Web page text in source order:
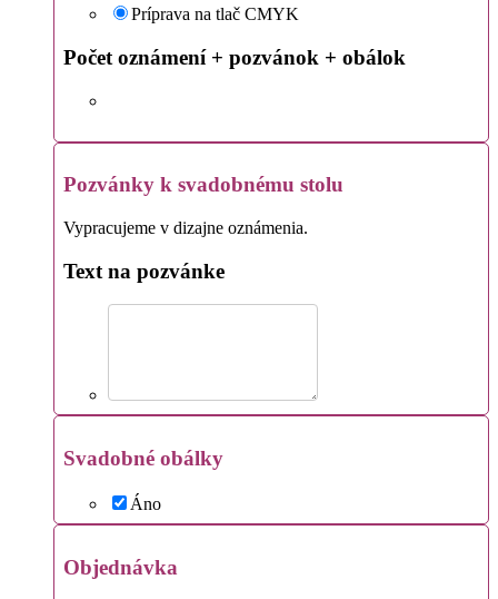
Príprava na tlač CMYK
Počet oznámení + pozvánok + obálok
Pozvánky k svadobnému stolu
Vypracujeme v dizajne oznámenia.
Text na pozvánke
Svadobné obálky
Áno
Objednávka